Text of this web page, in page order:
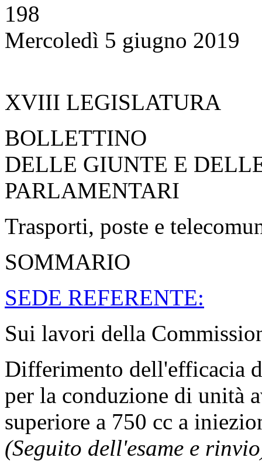
198
Mercoledì 5 giugno 2019
XVIII LEGISLATURA
BOLLETTINO
DELLE GIUNTE E
PARLAMENTARI
Trasporti, poste e
SOMMARIO
SEDE REFERENTE:
Sui lavori della
Differimento dell'efficacia
per la conduzione di unità
superiore a 750 cc a
(Seguito dell'esame e